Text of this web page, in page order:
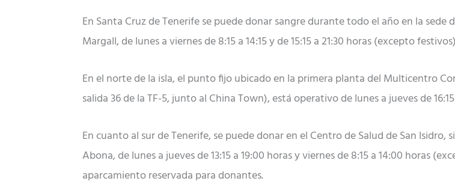
En Santa Cruz de Tenerife se puede donar sangre durante todo el año en la sede
Margall, de lunes a viernes de 8:15 a 14:15 y de 15:15 a 21:30 horas (excepto
En el norte de la isla, el punto fijo ubicado en la primera planta del Multicentro
salida 36 de la TF-5, junto al China Town), está operativo de lunes a jueves de
En cuanto al sur de Tenerife, se puede donar en el Centro de Salud de San
Abona, de lunes a jueves de 13:15 a 19:00 horas y viernes de 8:15 a 14:00 horas
aparcamiento reservada para donantes.